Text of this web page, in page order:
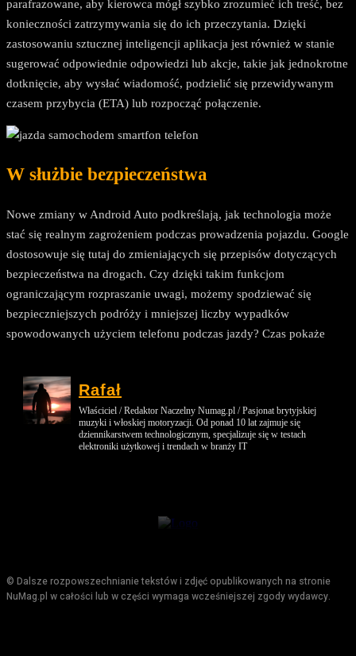
parafrazowane, aby kierowca mógł szybko zrozumieć ich treść, bez
konieczności zatrzymywania się do ich przeczytania. Dzięki
zastosowaniu sztucznej inteligencji aplikacja jest również w stanie
sugerować odpowiednie odpowiedzi lub akcje, takie jak jednokrotne
dotknięcie, aby wysłać wiadomość, podzielić się przewidywanym
czasem przybycia (ETA) lub rozpocząć połączenie.
W służbie bezpieczeństwa
Nowe zmiany w Android Auto podkreślają, jak technologia może
stać się realnym zagrożeniem podczas prowadzenia pojazdu. Google
dostosowuje się tutaj do zmieniających się przepisów dotyczących
bezpieczeństwa na drogach. Czy dzięki takim funkcjom
ograniczającym rozpraszanie uwagi, możemy spodziewać się
bezpieczniejszych podróży i mniejszej liczby wypadków
spowodowanych użyciem telefonu podczas jazdy? Czas pokaże
Rafał
Właściciel / Redaktor Naczelny Numag.pl / Pasjonat brytyjskiej
muzyki i włoskiej motoryzacji. Od ponad 10 lat zajmuje się
dziennikarstwem technologicznym, specjalizuje się w testach
elektroniki użytkowej i trendach w branży IT
© Dalsze rozpowszechnianie tekstów i zdjęć opublikowanych na stronie
NuMag.pl w całości lub w części wymaga wcześniejszej zgody wydawcy.